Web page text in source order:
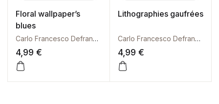
Floral wallpaper’s
blues
Carlo Francesco Defranceschi
4,99 €
Lithographies gaufrées
Carlo Francesco Defranceschi
4,99 €